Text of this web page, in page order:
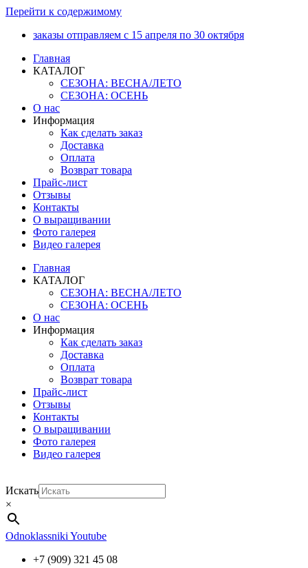
Перейти к содержимому
заказы отправляем с 15 апреля по 30 октября
Главная
КАТАЛОГ
СЕЗОНА: ВЕСНА/ЛЕТО
СЕЗОНА: ОСЕНЬ
О нас
Информация
Как сделать заказ
Доставка
Оплата
Возврат товара
Прайс-лист
Отзывы
Контакты
О выращивании
Фото галерея
Видео галерея
Главная
КАТАЛОГ
СЕЗОНА: ВЕСНА/ЛЕТО
СЕЗОНА: ОСЕНЬ
О нас
Информация
Как сделать заказ
Доставка
Оплата
Возврат товара
Прайс-лист
Отзывы
Контакты
О выращивании
Фото галерея
Видео галерея
Искать
×
Odnoklassniki Youtube
+7 (909) 321 45 08